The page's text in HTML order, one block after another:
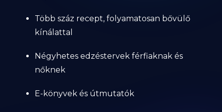
Több száz recept, folyamatosan bővülő
kínálattal
Négyhetes edzéstervek férfiaknak és
nőknek
E-könyvek és útmutatók